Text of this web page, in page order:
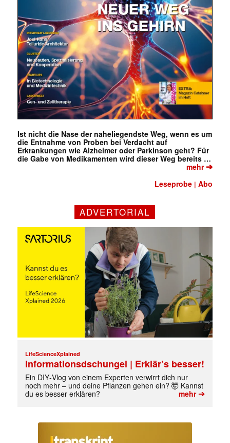
Ist nicht die Nase der naheliegendste Weg, wenn es um
die Entnahme von Proben bei Verdacht auf
Erkrankungen wie Alzheimer oder Parkinson geht? Für
die Gabe von Medikamenten wird dieser Weg bereits …
mehr➔
Leseprobe |Abo
ADVERTORIAL
LifeScienceXplained
Informationsdschungel | Erklär’s besser!
Ein DIY‑Vlog von einem Experten verwirrt dich nur
noch mehr – und deine Pflanzen gehen ein? 🤯 Kannst
du es besser erklären?
mehr➔